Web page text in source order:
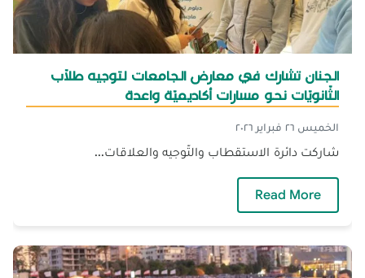
الجنان تشارك في معارض الجامعات لتوجيه طلّاب
الثّانويّات نحو مسارات أكاديميّة واعدة
الخميس ٢٦ فبراير ٢٠٢٦
شاركت دائرة الاستقطاب والتّوجيه والعلاقات...
Read More